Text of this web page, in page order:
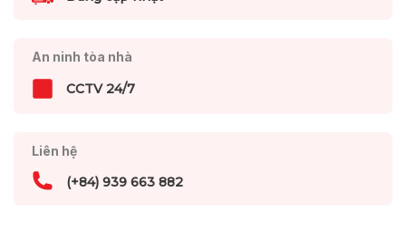
An ninh tòa nhà
CCTV 24/7
Liên hệ
(+84) 939 663 882